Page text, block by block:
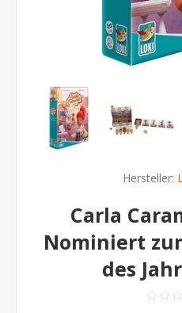
Hersteller:
Carla
Nominiert
des